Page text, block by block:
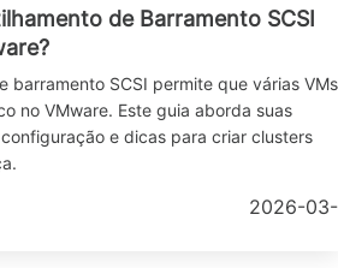
de Barramento SCSI
barramento SCSI permite que várias VMs
no VMware. Este guia aborda suas
e dicas para criar clusters
2026-